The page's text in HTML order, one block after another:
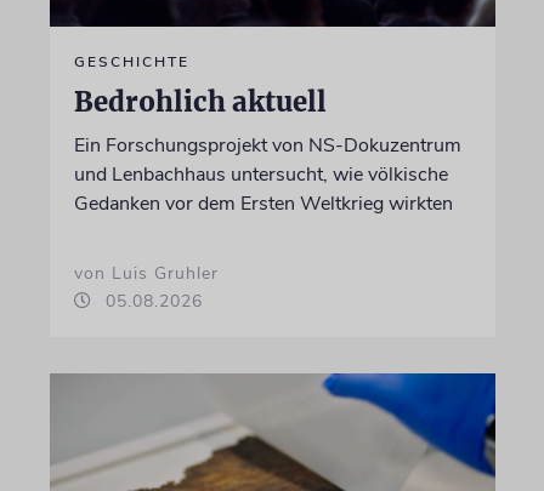
GESCHICHTE
Bedrohlich aktuell
Ein Forschungsprojekt von NS-Dokuzentrum
und Lenbachhaus untersucht, wie völkische
Gedanken vor dem Ersten Weltkrieg wirkten
von Luis Gruhler
05.08.2026